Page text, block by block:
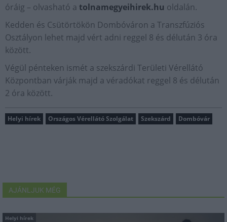
óráig – olvasható a tolnamegyeihirek.hu oldalán.
Kedden és Csütörtökön Dombóváron a Transzfúziós
Osztályon lehet majd vért adni reggel 8 és délután 3 óra
között.
Végül pénteken ismét a szekszárdi Területi Vérellátó
Központban várják majd a véradókat reggel 8 és délután
2 óra között.
Helyi hírek Országos Vérellátó Szolgálat Szekszárd Dombóvár
AJÁNLJUK MÉG
Helyi hírek